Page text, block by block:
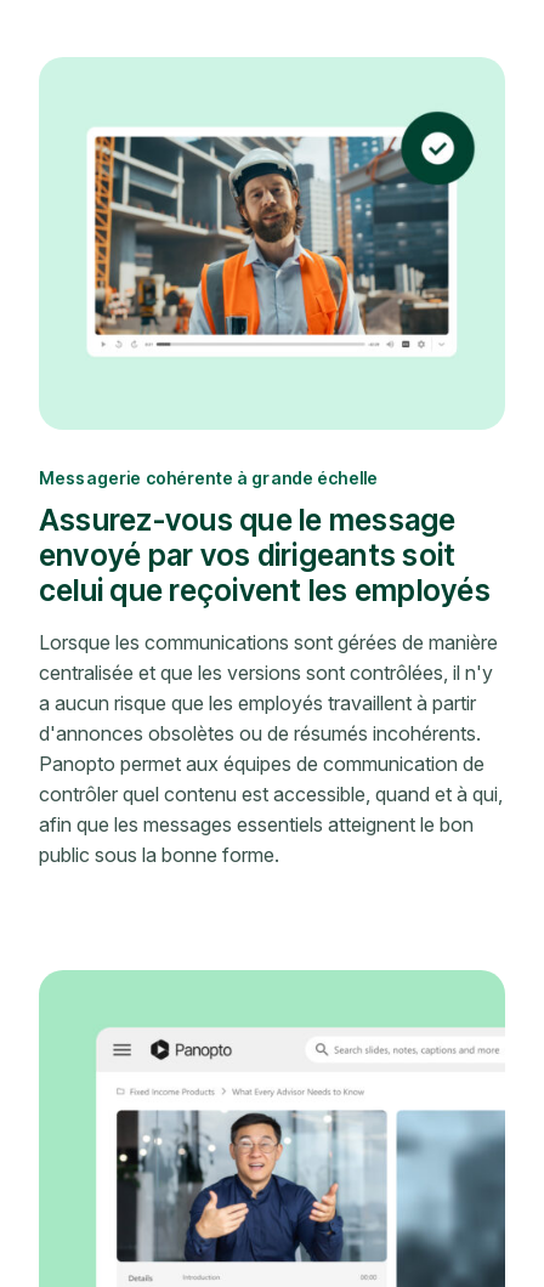
Messagerie cohérente à grande échelle
Assurez-vous que le message
envoyé par vos dirigeants soit
celui que reçoivent les employés
Lorsque les communications sont gérées de manière
centralisée et que les versions sont contrôlées, il n'y
a aucun risque que les employés travaillent à partir
d'annonces obsolètes ou de résumés incohérents.
Panopto permet aux équipes de communication de
contrôler quel contenu est accessible, quand et à qui,
afin que les messages essentiels atteignent le bon
public sous la bonne forme.